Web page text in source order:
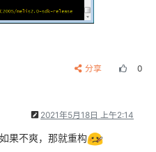
分享 0
2021年5月18日 上午2:14
果不爽，那就重构